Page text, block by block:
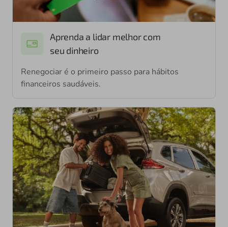
Aprenda a lidar melhor com
seu dinheiro
Renegociar é o primeiro passo para hábitos
financeiros saudáveis.